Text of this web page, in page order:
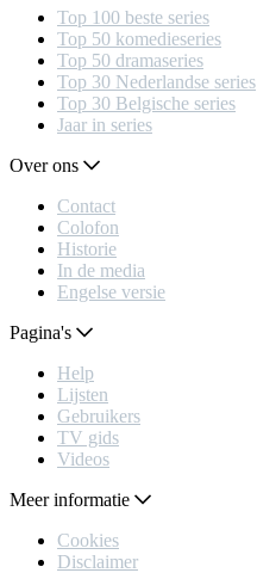
Top 100 beste series
Top 50 komedieseries
Top 50 dramaseries
Top 30 Nederlandse series
Top 30 Belgische series
Jaar in series
Over ons
Contact
Colofon
Historie
In de media
Engelse versie
Pagina's
Help
Lijsten
Gebruikers
TV gids
Videos
Meer informatie
Cookies
Disclaimer